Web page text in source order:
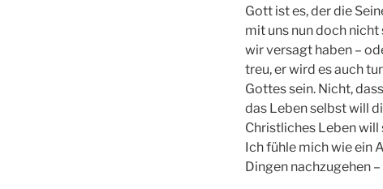
Gott ist es, der die
mit uns nun doch
wir versagt haben –
treu, er wird es auch
Gottes sein. Nicht,
das Leben selbst will
Christliches Leben will
Ich fühle mich wie ein
Dingen nachzugehen